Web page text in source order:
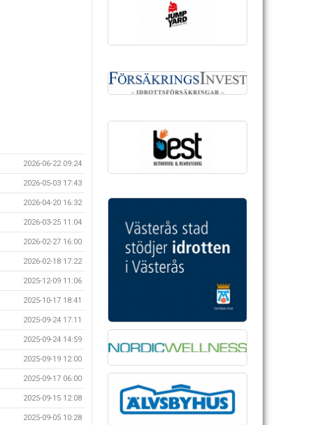
2026-06-22 09:24
2026-05-03 17:43
2026-04-20 16:32
2026-03-25 11:04
2026-02-27 16:00
2026-02-18 17:22
2025-12-09 11:06
2025-10-17 18:41
2025-09-24 17:11
2025-09-24 14:59
2025-09-19 12:00
2025-09-17 06:00
2025-09-15 12:08
2025-09-05 10:28